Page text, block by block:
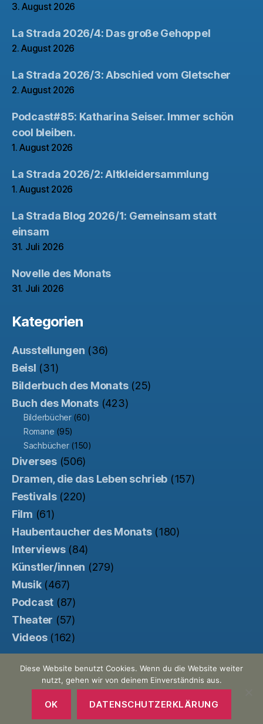
3. August 2026
La Strada 2026/4: Das große Gehoppel
2. August 2026
La Strada 2026/3: Abschied vom Gletscher
2. August 2026
Podcast#85: Katharina Seiser. Immer schön
cool bleiben.
1. August 2026
La Strada 2026/2: Altkleidersammlung
1. August 2026
La Strada Blog 2026/1: Gemeinsam statt
einsam
31. Juli 2026
Novelle des Monats
31. Juli 2026
Kategorien
Ausstellungen (36)
Beisl (31)
Bilderbuch des Monats(25)
Buch des Monats(423)
Bilderbücher(60)
Romane (95)
Sachbücher(150)
Diverses(506)
Dramen, die das Leben schrieb (157)
Festivals(220)
Film (61)
Haubentaucher des Monats(180)
Interviews(84)
Künstler/innen (279)
Musik(467)
Podcast (87)
Theater (57)
Videos(162)
© 2026Der Haubentaucher
Made with ♥ by Pretty Commercial/
Unterstützt von der
Kinowebsite Uncut
Nach oben
Diese Website benutzt Cookies. Wenn du die Website weiter
nutzt, gehen wir von deinem Einverständnis aus.
OK DATENSCHUTZERKLÄRUNG